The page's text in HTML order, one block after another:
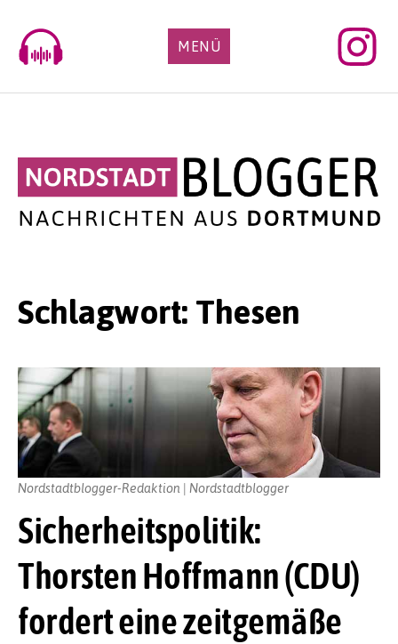
content
MENÜ
Schlagwort: Thesen
Sicherheitspolitik:
Thorsten Hoffmann (CDU)
fordert eine zeitgemäße
Nordstadtblogger-Redaktion | Nordstadtblogger